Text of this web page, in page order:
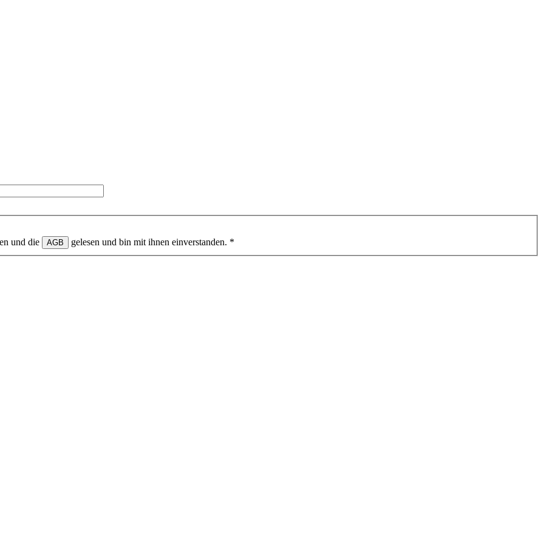
und die AGB gelesen und bin mit ihnen einverstanden. *